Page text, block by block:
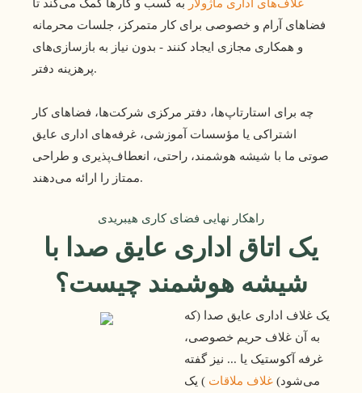
غلاف‌های اداری ماژولار به کسب و کارها کمک می‌کند تا
فضاهای آرام و خصوصی برای کار متمرکز، جلسات محرمانه
و همکاری مجازی ایجاد کنند - بدون نیاز به بازسازی‌های
پرهزینه دفتر.
چه برای استارتاپ‌ها، دفتر مرکزی شرکت‌ها، فضاهای کار
اشتراکی یا مؤسسات آموزشی، غرفه‌های اداری عایق
صوتی ما با شیشه هوشمند، راحتی، انعطاف‌پذیری و طراحی
ممتاز را ارائه می‌دهند.
راهکار نهایی فضای کاری هیبریدی
یک اتاق اداری عایق صدا با
شیشه هوشمند چیست؟
می‌شود)
غلاف ملاقات